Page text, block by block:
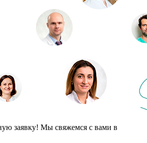
заявку! Мы свяжемся с вами в